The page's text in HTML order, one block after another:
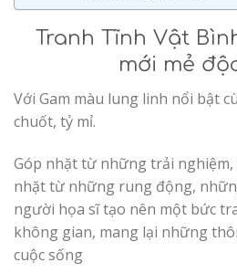
Tranh Tĩnh Vật
mới mẻ
Với Gam màu lung linh nổi bật
chuốt, tỷ mỉ.
Góp nhặt từ những trải
nhặt từ những rung động,
người họa sĩ tạo nên một bức
không gian, mang lại những
cuộc sống